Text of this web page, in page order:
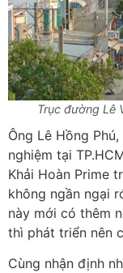
Trục đường Lê
Ông Lê Hồng
nghiệm tại
Khải Hoàn Prime
không ngần ngại
này mới có thêm
thì phát triển nên
Cùng nhận định